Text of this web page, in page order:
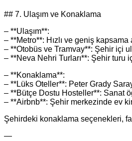
## 7. Ulaşım ve Konaklama
– **Ulaşım**:
– **Metro**: Hızlı ve geniş kapsama
– **Otobüs ve Tramvay**: Şehir içi
– **Neva Nehri Turları**: Şehir turu
– **Konaklama**:
– **Lüks Oteller**: Peter Grady
– **Bütçe Dostu Hosteller**: Sanat
– **Airbnb**: Şehir merkezinde ev
Şehirdeki konaklama seçenekleri,
—